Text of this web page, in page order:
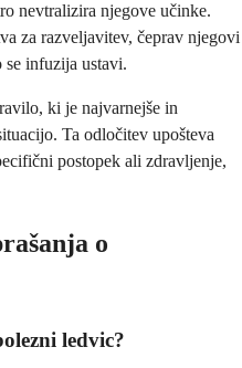
nevtralizira njegove učinke.
za razveljavitev, čeprav njegovi
infuzija ustavi.
ki je najvarnejše in
Ta odločitev upošteva
postopek ali zdravljenje,
o
ledvic?